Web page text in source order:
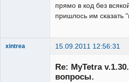
прямо в код без
пришлось им сказать
xintrea 15.09.2011 12:56:31
Re: MyTetra
вопросы.